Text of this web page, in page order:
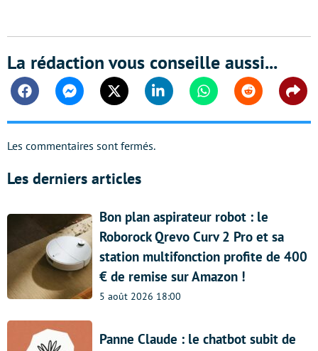
La rédaction vous conseille aussi...
FacebookMessengerTwitter Linkedin WhatsappReddit
Les commentaires sont fermés.
Les derniers articles
Bon plan aspirateur robot : le
Roborock Qrevo Curv 2 Pro et sa
station multifonction profite de 400
€ de remise sur Amazon !
5 août 2026 18:00
Panne Claude : le chatbot subit de